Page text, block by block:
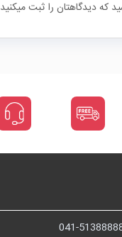
که دیدگاهتان را ثبت میکنید
041-